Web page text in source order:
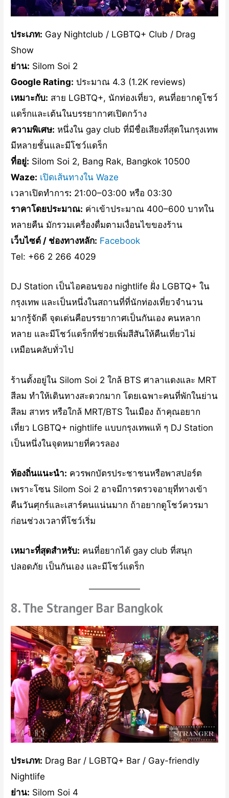
ประเภท: Gay Nightclub / LGBTQ+ Club / Drag
Show
ย่าน: Silom Soi 2
Google Rating: ประมาณ 4.3 (1.2K reviews)
เหมาะกับ: สาย LGBTQ+, นักท่องเที่ยว, คนที่อยากดูโชว์
แดร็กและเต้นในบรรยากาศเปิดกว้าง
ความพิเศษ: หนึ่งใน gay club ที่มีชื่อเสียงที่สุดในกรุงเทพ
มีหลายชั้นและมีโชว์แดร็ก
ที่อยู่: Silom Soi 2, Bang Rak, Bangkok 10500
Waze: เปิดเส้นทางใน Waze
เวลาเปิดทำการ: 21:00–03:00 หรือ 03:30
ราคาโดยประมาณ: ค่าเข้าประมาณ 400–600 บาทใน
หลายคืน มักรวมเครื่องดื่มตามเงื่อนไขของร้าน
เว็บไซต์ / ช่องทางหลัก: Facebook
Tel: +66 2 266 4029
DJ Station เป็นไอคอนของ nightlife ฝั่ง LGBTQ+ ใน
กรุงเทพ และเป็นหนึ่งในสถานที่ที่นักท่องเที่ยวจำนวน
มากรู้จักดี จุดเด่นคือบรรยากาศเป็นกันเอง คนหลาก
หลาย และมีโชว์แดร็กที่ช่วยเพิ่มสีสันให้คืนเที่ยวไม่
เหมือนคลับทั่วไป
ร้านตั้งอยู่ใน Silom Soi 2 ใกล้ BTS ศาลาแดงและ MRT
สีลม ทำให้เดินทางสะดวกมาก โดยเฉพาะคนที่พักในย่าน
สีลม สาทร หรือใกล้ MRT/BTS ในเมือง ถ้าคุณอยาก
เที่ยว LGBTQ+ nightlife แบบกรุงเทพแท้ ๆ DJ Station
เป็นหนึ่งในจุดหมายที่ควรลอง
ท้องถิ่นแนะนำ: ควรพกบัตรประชาชนหรือพาสปอร์ต
เพราะโซน Silom Soi 2 อาจมีการตรวจอายุที่ทางเข้า
คืนวันศุกร์และเสาร์คนแน่นมาก ถ้าอยากดูโชว์ควรมา
ก่อนช่วงเวลาที่โชว์เริ่ม
เหมาะที่สุดสำหรับ: คนที่อยากได้ gay club ที่สนุก
ปลอดภัย เป็นกันเอง และมีโชว์แดร็ก
8. The Stranger Bar Bangkok
ประเภท: Drag Bar / LGBTQ+ Bar / Gay-friendly
Nightlife
ย่าน: Silom Soi 4